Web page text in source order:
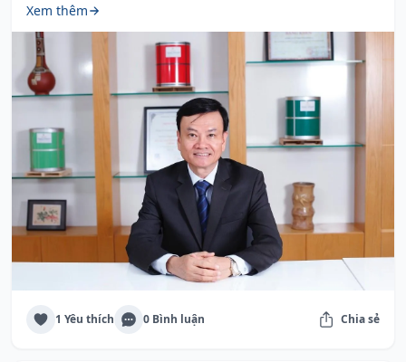
Xem thêm
1 Yêu thích 0 Bình luận Chia sẻ